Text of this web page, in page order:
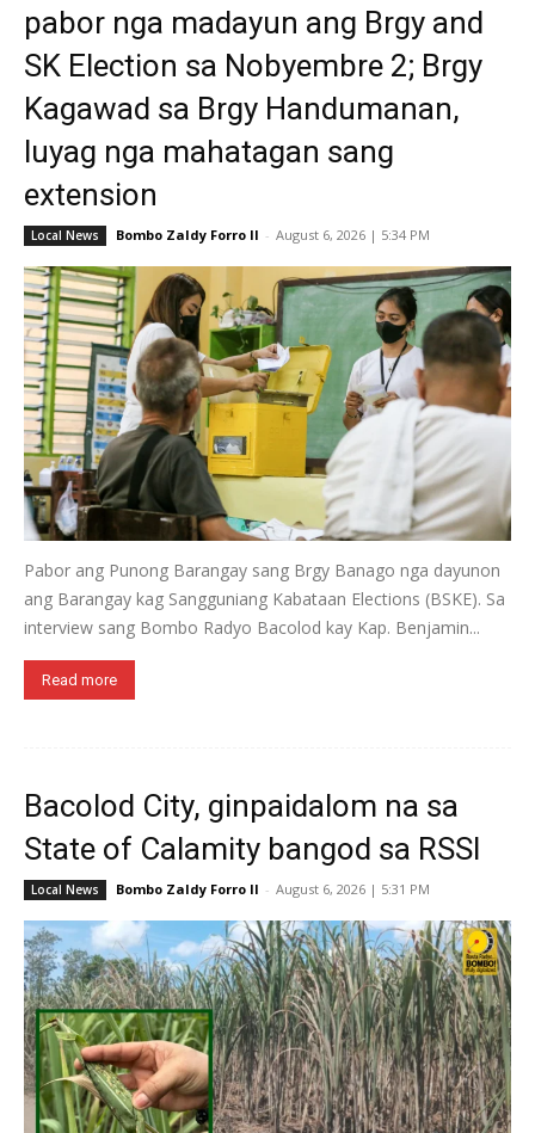
pabor nga madayun ang Brgy and
SK Election sa Nobyembre 2; Brgy
Kagawad sa Brgy Handumanan,
luyag nga mahatagan sang
extension
Local News Bombo Zaldy Forro II - August 6, 2026 | 5:34 PM
Pabor ang Punong Barangay sang Brgy Banago nga dayunon
ang Barangay kag Sangguniang Kabataan Elections (BSKE). Sa
interview sang Bombo Radyo Bacolod kay Kap. Benjamin...
Read more
Bacolod City, ginpaidalom na sa
State of Calamity bangod sa RSSI
Local News Bombo Zaldy Forro II - August 6, 2026 | 5:31 PM